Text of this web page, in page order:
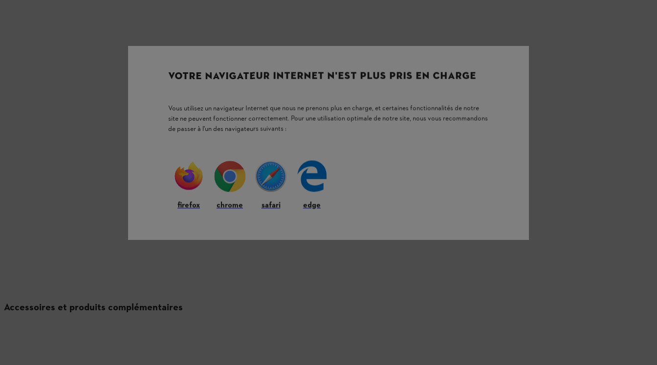
Accessoires et produits complémentaires
VOTRE NAVIGATEUR INTERNET N'EST PLUS PRIS EN CHARGE
Vous utilisez un navigateur Internet que nous ne prenons plus en charge, et certaines fonctionnalités de notre
site ne peuvent fonctionner correctement. Pour une utilisation optimale de notre site, nous vous recommandons
de passer à l'un des navigateurs suivants :
firefox chrome safari edge